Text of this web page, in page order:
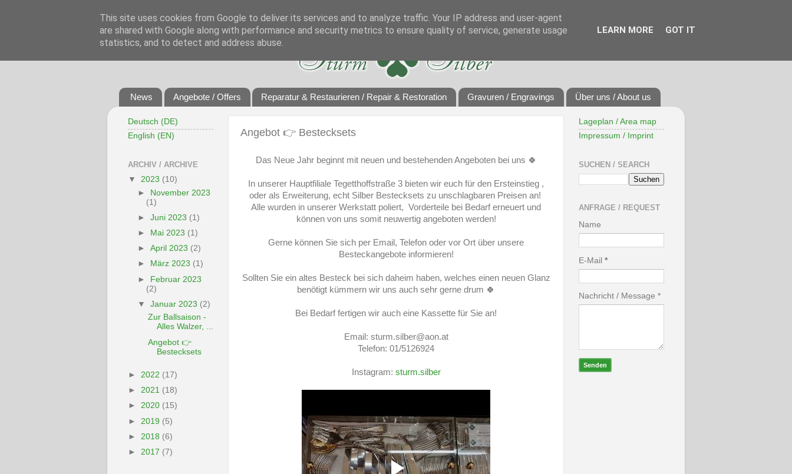
News Angebote / Offers Reparatur & Restaurieren / Repair & Restoration Gravuren / Engravings Über uns / About us
Angebot 👉 Bestecksets
Das Neue Jahr beginnt mit neuen und bestehenden Angeboten bei uns 🍀
In unserer Hauptfiliale Tegetthoffstraße 3 bieten wir euch für den Ersteinstieg ,
oder als Erweiterung, echt Silber Bestecksets zu unschlagbaren Preisen an!
Alle wurden in unserer Werkstatt poliert, Vorderteile bei Bedarf erneuert und
können von uns somit neuwertig angeboten werden!
Gerne können Sie sich per Email, Telefon oder vor Ort über unsere
Besteckangebote informieren!
Sollten Sie ein altes Besteck bei sich daheim haben, welches einen neuen Glanz
benötigt kümmern wir uns auch sehr gerne drum 🍀
Bei Bedarf fertigen wir auch eine Kassette für Sie an!
Email: sturm.silber@aon.at
Telefon: 01/5126924
Instagram: sturm.silber
Deutsch (DE)
English (EN)
ARCHIV / ARCHIVE
▼ 2023 (10)
►
November 2023
(1)
►Juni 2023 (1)
►
Mai 2023 (1)
►April 2023 (2)
►
März 2023 (1)
► Februar 2023
(2)
▼Januar 2023 (2)
Zur Ballsaison -
Alles Walzer, ...
Angebot 👉
Bestecksets
► 2022 (17)
► 2021 (18)
► 2020 (15)
► 2019 (5)
► 2018 (6)
► 2017 (7)
Lageplan / Area map
Impressum / Imprint
SUCHEN / SEARCH
ANFRAGE / REQUEST
Name
E-Mail *
Nachricht / Message *
This site uses cookies from Google to deliver its services and to analyze traffic. Your IP address and user-agent
are shared with Google along with performance and security metrics to ensure quality of service, generate usage
statistics, and to detect and address abuse.
LEARN MORE GOT IT